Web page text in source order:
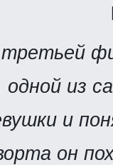
одной из
и
он